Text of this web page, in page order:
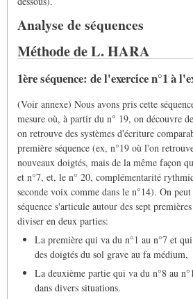
Analyse de séquences
Méthode de L. HARA
1ère séquence: de l'exercice n°1 à
(Voir annexe) Nous avons pris cette
mesure où, à partir du n° 19, on découvre
on retrouve des systèmes d'écriture
première séquence (ex, n°19 où l'on
nouveaux doigtés, mais de la même façon
et n°7, et, le n° 20, complémentarité
seconde voix comme dans le n°14). On
séquence s'articule autour des sept
diviser en deux parties:
La première qui va du n°1 au n°7 et
des doigtés du sol grave au fa médium,
La deuxième partie qui va du n°8 au
dans divers situations.